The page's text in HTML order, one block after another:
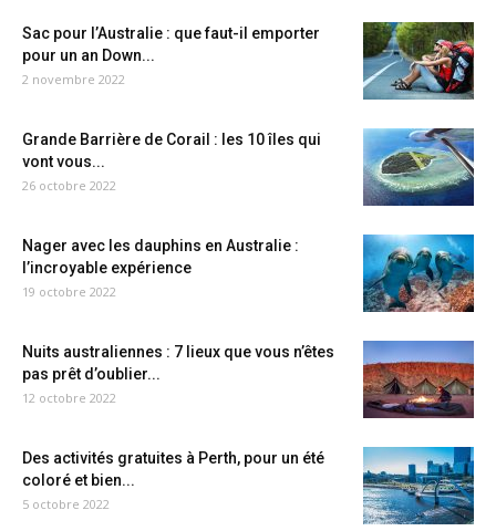
Sac pour l’Australie : que faut-il emporter
pour un an Down...
2 novembre 2022
Grande Barrière de Corail : les 10 îles qui
vont vous...
26 octobre 2022
Nager avec les dauphins en Australie :
l’incroyable expérience
19 octobre 2022
Nuits australiennes : 7 lieux que vous n’êtes
pas prêt d’oublier...
12 octobre 2022
Des activités gratuites à Perth, pour un été
coloré et bien...
5 octobre 2022